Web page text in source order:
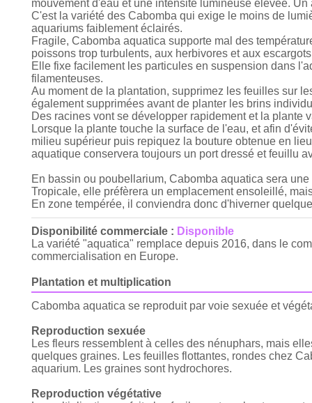
mouvement d'eau et une intensité lumineuse élevée. Un
C'est la variété des Cabomba qui exige le moins de
aquariums faiblement éclairés.
Fragile, Cabomba aquatica supporte mal des
poissons trop turbulents, aux herbivores et aux
Elle fixe facilement les particules en suspension dans
filamenteuses.
Au moment de la plantation, supprimez les feuilles sur
également supprimées avant de planter les brins
Des racines vont se développer rapidement et la plante
Lorsque la plante touche la surface de l'eau, et afin
milieu supérieur puis repiquez la bouture obtenue en
aquatique conservera toujours un port dressé et feuillu
En bassin ou poubellarium, Cabomba aquatica sera
Tropicale, elle préfèrera un emplacement ensoleillé,
En zone tempérée, il conviendra donc d'hiverner
Disponibilité commerciale : Disponible
La variété "aquatica" remplace depuis 2016, dans le
commercialisation en Europe.
Plantation et multiplication
Cabomba aquatica se reproduit par voie sexuée et
Reproduction sexuée
Les fleurs ressemblent à celles des nénuphars, mais
quelques graines. Les feuilles flottantes, rondes chez
aquarium. Les graines sont hydrochores.
Reproduction végétative